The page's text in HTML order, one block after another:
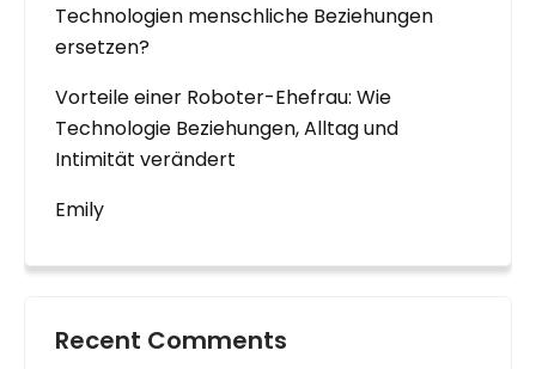
Technologien menschliche Beziehungen
ersetzen?
Vorteile einer Roboter-Ehefrau: Wie
Technologie Beziehungen, Alltag und
Intimität verändert
Emily
Recent Comments